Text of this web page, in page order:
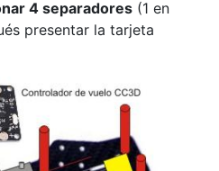
4 separadores (1 en
presentar la tarjeta